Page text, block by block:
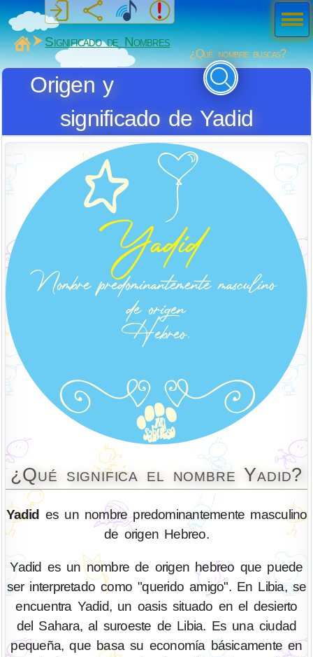
MiSabueso
Significado de Nombres
¿Qué nombre buscas?
Origen y
significado de Yadid
¿Qué significa el nombre Yadid?
Yadid es un nombre predominantemente masculino
de origen Hebreo.
Yadid es un nombre de origen hebreo que puede
ser interpretado como "querido amigo". En Libia, se
encuentra Yadid, un oasis situado en el desierto
del Sahara, al suroeste de Libia. Es una ciudad
pequeña, que basa su economía básicamente en
Men
ú